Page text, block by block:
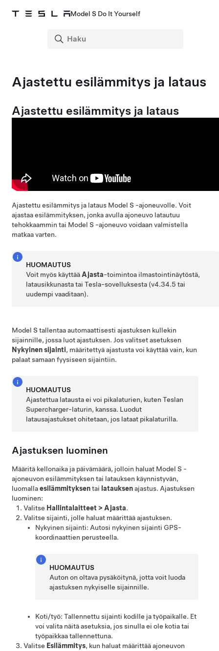
Model S Do It Yourself
Ajastettu esilämmitys ja lataus
Ajastettu esilämmitys ja lataus
Ajastettu esilämmitys ja lataus Model S -ajoneuvolle. Voit
ajastaa esilämmityksen, jonka avulla ajoneuvo latautuu
tehokkaammin tai Model S -ajoneuvo voidaan valmistella
matkaa varten.
HUOMAUTUS
Voit myös käyttää Ajasta-toimintoa ilmastointinäytöstä,
latausikkunasta tai Tesla-sovelluksesta (v4.34.5 tai
uudempi vaaditaan).
Model S tallentaa automaattisesti ajastuksen kullekin
sijainnille, jossa luot ajastuksen. Jos valitset asetuksen
Nykyinen sijainti, määritettyä ajastusta voi käyttää vain, kun
palaat samaan fyysiseen sijaintiin.
HUOMAUTUS
Ajastettua latausta ei voi pikalaturien, kuten Teslan
Supercharger-laturin, kanssa. Luodut
latausajastukset ohitetaan, jos lataat pikalaturilla.
Ajastuksen luominen
Määritä kellonaika ja päivämäärä, jolloin haluat Model S -
ajoneuvon esilämmityksen tai latauksen käynnistyvän,
luomallaesilämmityksentai latauksenajastus. Ajastuksen
luominen:
Valitse Hallintalaitteet > Ajasta.
Valitse sijainti, jolle haluat määrittää ajastuksen.
Nykyinen sijainti: Autosi nykyinen sijainti GPS-
koordinaattien perusteella.
HUOMAUTUS
Auton on oltava pysäköitynä, jotta voit luoda
ajastuksen nykyiselle sijainnille.
Koti/työ: Tallennettu sijainti kodille ja työpaikalle. Et
voi valita näitä asetuksia, jos sinulla ei ole kotia tai
työpaikkaa tallennettuna.
Valitse Esilämmitys, kun haluat määrittää ajoneuvon